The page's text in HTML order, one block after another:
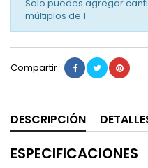
Solo puedes agregar
múltiplos de 1
Compartir
DESCRIPCIÓN
ESPECIFICACIONES